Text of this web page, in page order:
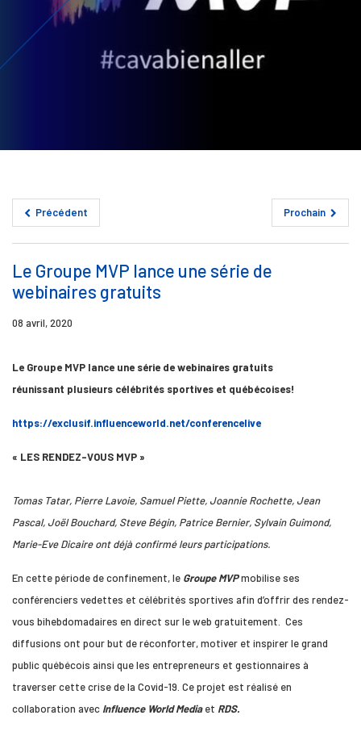
Précédent Prochain
Le Groupe MVP lance une série de
webinaires gratuits
08 avril, 2020
Le Groupe MVP lance une série de webinaires gratuits
réunissant plusieurs célébrités sportives et québécoises!
https://exclusif.influenceworld.net/conferencelive
« LES RENDEZ-VOUS MVP »
Tomas Tatar, Pierre Lavoie, Samuel Piette, Joannie Rochette, Jean
Pascal, Joël Bouchard, Steve Bégin, Patrice Bernier, Sylvain Guimond,
Marie-Eve Dicaire ont déjà confirmé leurs participations.
En cette période de confinement, le Groupe MVPmobilise ses
conférenciers vedettes et célébrités sportives afin d’offrir des rendez-
vous bihebdomadaires en direct sur le web gratuitement. Ces
diffusions ont pour but de réconforter, motiver et inspirer le grand
public québécois ainsi que les entrepreneurs et gestionnaires à
traverser cette crise de la Covid-19. Ce projet est réalisé en
collaboration avec Influence World Mediaet RDS.